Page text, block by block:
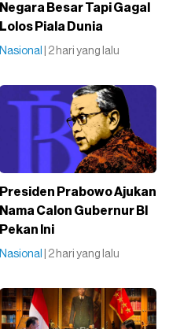
Negara Besar Tapi Gagal
Lolos Piala Dunia
Nasional | 2 hari yang lalu
Presiden Prabowo Ajukan
Nama Calon Gubernur BI
Pekan Ini
Nasional | 2 hari yang lalu